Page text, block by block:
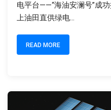
电平台——“海油安澜号”成
上油田直供绿电...
READ MORE